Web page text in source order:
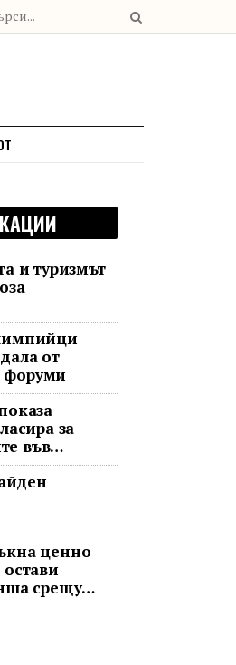
и туризмът
от
за
във
ценно
срещу